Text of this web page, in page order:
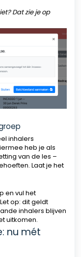
Dat zie je op
inhalers
heb je als
van de les –
Laat je het
en vul het
op: dit geldt
inhalers blijven
uitkomen.
nu mét